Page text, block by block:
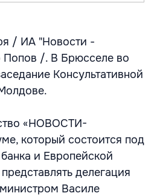
/ ИА "Новости -
/. В Брюсселе во
Консультативной
«НОВОСТИ-
который состоится под
и Европейской
делегация
Василе